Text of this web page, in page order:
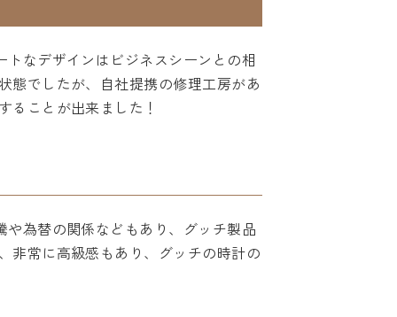
なデザインはビジネスシーンとの相
態でしたが、自社提携の修理工房があ
ことが出来ました！
為替の関係などもあり、グッチ製品
非常に高級感もあり、グッチの時計の